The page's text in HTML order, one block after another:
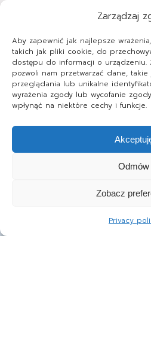
Zarządzaj
Aby zapewnić jak najlepsze
takich jak pliki cookie, do
dostępu do informacji o
pozwoli nam przetwarzać dane,
przeglądania lub unikalne
wyrażenia zgody lub wycofanie
wpłynąć na niektóre cechy i funkcje.
Odmów
Zobacz
Privacy